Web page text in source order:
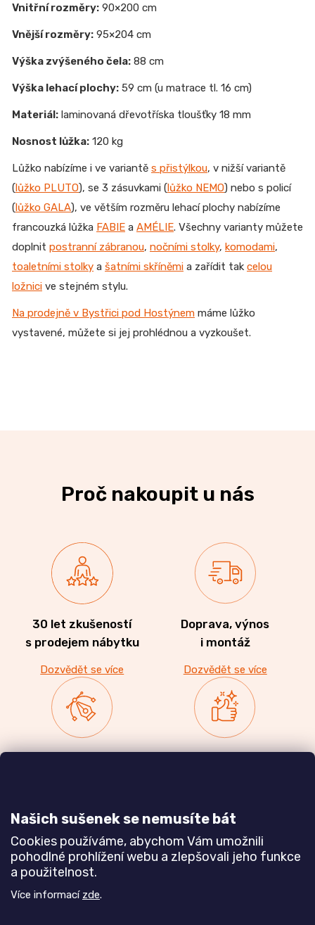
Našich sušenek se nemusíte bát
Cookies používáme, abychom Vám umožnili
pohodlné prohlížení webu a zlepšovali jeho funkce
a použitelnost.
Více informací zde.
Vnitřní rozměry: 90×200 cm
Vnější rozměry: 95×204 cm
Výška zvýšeného čela: 88 cm
Výška lehací plochy: 59 cm (u matrace tl. 16 cm)
Materiál: laminovaná dřevotříska tloušťky 18 mm
Nosnost lůžka: 120 kg
Lůžko nabízíme i ve variantě s přistýlkou, v nižší variantě
(lůžko PLUTO), se 3 zásuvkami (lůžko NEMO) nebo s policí
(lůžko GALA), ve větším rozměru lehací plochy nabízíme
francouzká lůžka FABIE a AMÉLIE. Všechny varianty můžete
doplnit postranní zábranou, nočními stolky, komodami,
toaletními stolky a šatními skříněmi a zařídit tak celou
ložnici ve stejném stylu.
Na prodejně v Bystřici pod Hostýnem máme lůžko
vystavené, můžete si jej prohlédnou a vyzkoušet.
Proč nakoupit u nás
30 let zkušeností
s prodejem nábytku
Dozvědět se více
Doprava, výnos
i montáž
Dozvědět se více
Dozvědět se více Dozvědět se více